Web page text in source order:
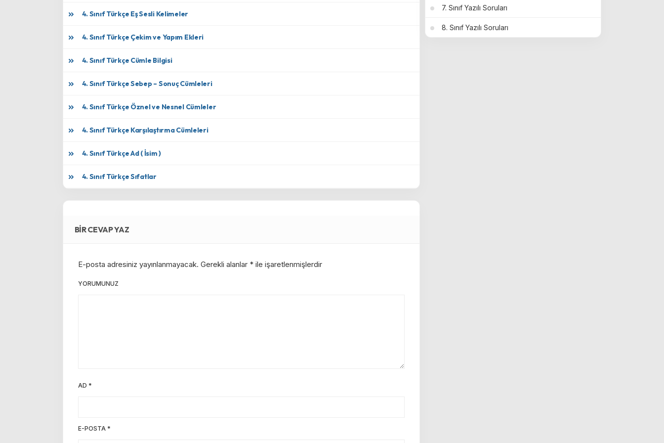
4. Sınıf Türkçe Eş Sesli Kelimeler
4. Sınıf Türkçe Çekim ve Yapım Ekleri
4. Sınıf Türkçe Cümle Bilgisi
4. Sınıf Türkçe Sebep – Sonuç Cümleleri
4. Sınıf Türkçe Öznel ve Nesnel Cümleler
4. Sınıf Türkçe Karşılaştırma Cümleleri
4. Sınıf Türkçe Ad ( İsim )
4. Sınıf Türkçe Sıfatlar
BIR CEVAP YAZ
E-posta adresiniz yayınlanmayacak. Gerekli alanlar * ile işaretlenmişlerdir
YORUMUNUZ
AD *
E-POSTA *
7. Sınıf Yazılı Soruları
8. Sınıf Yazılı Soruları